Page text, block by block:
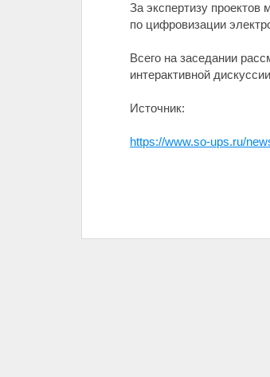
За экспертизу
по цифровизации
Всего на заседании
интерактивной
Источник:
https://www.so-ups.ru/